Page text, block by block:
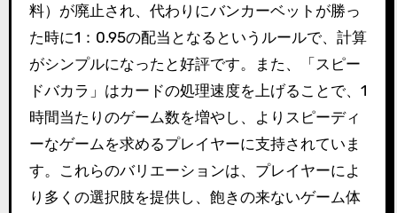
料）が廃止され、代わりにバンカーベットが勝っ
た時に1：0.95の配当となるというルールで、計算
がシンプルになったと好評です。また、「スピー
ドバカラ」はカードの処理速度を上げることで、1
時間当たりのゲーム数を増やし、よりスピーディ
ーなゲームを求めるプレイヤーに支持されていま
す。これらのバリエーションは、プレイヤーによ
り多くの選択肢を提供し、飽きの来ないゲーム体